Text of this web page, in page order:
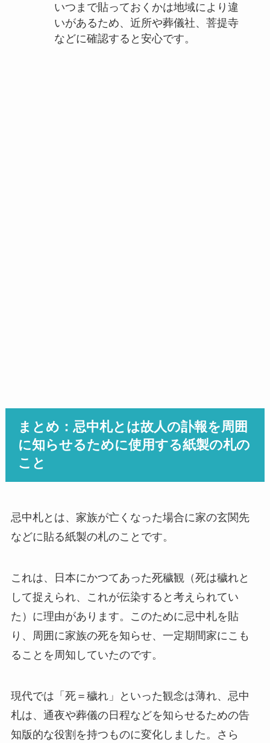
いつまで貼っておくかは地域により違
いがあるため、近所や葬儀社、菩提寺
などに確認すると安心です。
まとめ：忌中札とは故人の訃報を周囲
に知らせるために使用する紙製の札の
こと
忌中札とは、家族が亡くなった場合に家の玄関先
などに貼る紙製の札のことです。
これは、日本にかつてあった死穢観（死は穢れと
して捉えられ、これが伝染すると考えられてい
た）に理由があります。このために忌中札を貼
り、周囲に家族の死を知らせ、一定期間家にこも
ることを周知していたのです。
現代では「死＝穢れ」といった観念は薄れ、忌中
札は、通夜や葬儀の日程などを知らせるための告
知版的な役割を持つものに変化しました。さら